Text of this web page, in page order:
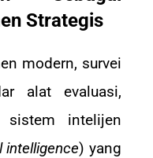
Strategis
modern, survei
alat evaluasi,
sistem intelijen
intelligence) yang